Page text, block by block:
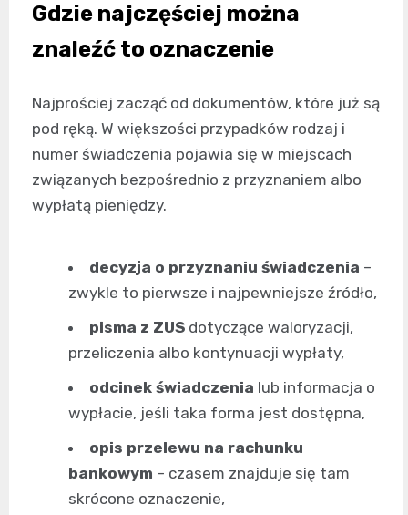
Gdzie najczęściej można
znaleźć to oznaczenie
Najprościej zacząć od dokumentów, które już są
pod ręką. W większości przypadków rodzaj i
numer świadczenia pojawia się w miejscach
związanych bezpośrednio z przyznaniem albo
wypłatą pieniędzy.
decyzja o przyznaniu świadczenia –
zwykle to pierwsze i najpewniejsze źródło,
pisma z ZUS dotyczące waloryzacji,
przeliczenia albo kontynuacji wypłaty,
odcinek świadczenia lub informacja o
wypłacie, jeśli taka forma jest dostępna,
opis przelewu na rachunku
bankowym – czasem znajduje się tam
skrócone oznaczenie,